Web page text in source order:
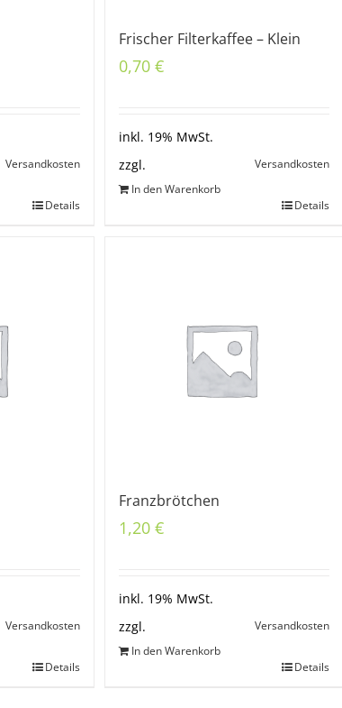
Versandkosten
Details
Frischer Filterkaffee – Klein
0,70 €
inkl. 19% MwSt.
zzgl.
Versandkosten
In den Warenkorb
Details
Versandkosten
Details
Franzbrötchen
1,20 €
inkl. 19% MwSt.
zzgl.
Versandkosten
In den Warenkorb
Details